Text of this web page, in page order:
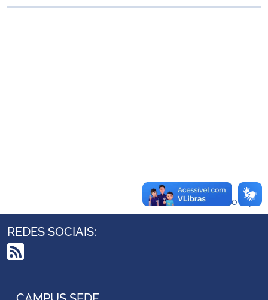
Ministério da Mulher, da Família e dos Direitos Humanos
Voltar ao topo
REDES SOCIAIS:
RSS